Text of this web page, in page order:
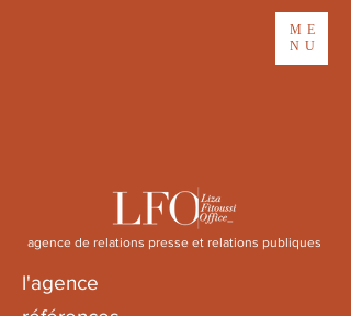
ME
NU
l'agence
agence de relations presse et relations publiques